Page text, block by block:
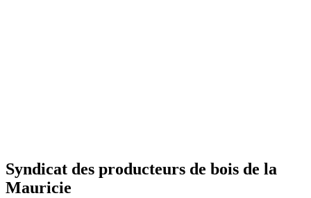
Syndicat des producteurs de bois de la
Mauricie